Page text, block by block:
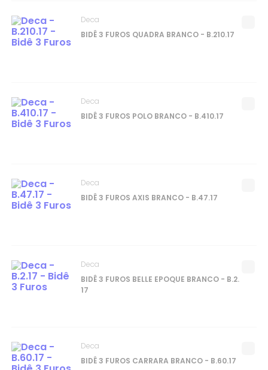
BIDÊ 3 FUROS QUADRA BRANCO - B.210.17
Deca
BIDÊ 3 FUROS POLO BRANCO - B.410.17
Deca
BIDÊ 3 FUROS AXIS BRANCO - B.47.17
Deca
BIDÊ 3 FUROS BELLE EPOQUE BRANCO - B.2.
17
Deca
BIDÊ 3 FUROS CARRARA BRANCO - B.60.17
Deca